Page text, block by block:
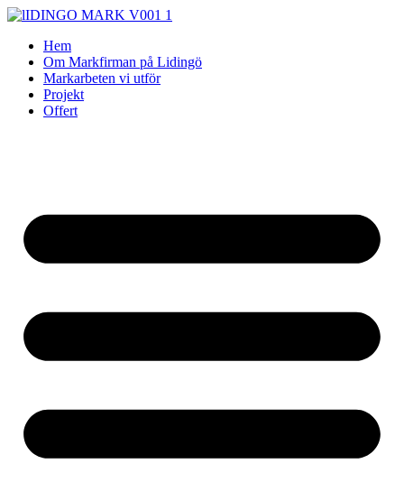
Skip
contentHem
Om Markfirman på Lidingö
Markarbeten vi utför
Projekt
Offert